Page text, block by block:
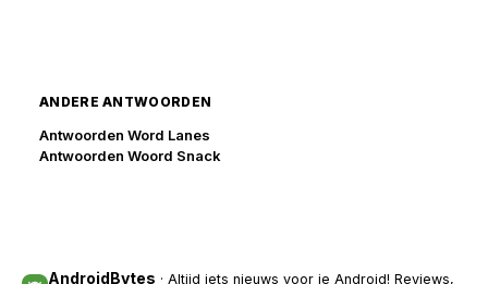
ANDERE ANTWOORDEN
Antwoorden Word Lanes
Antwoorden Woord Snack
AndroidBytes · Altijd iets nieuws voor je Android! Reviews,